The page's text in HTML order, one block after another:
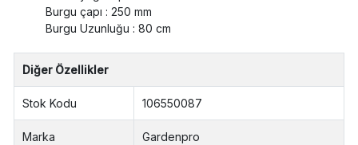
Burgu çapı : 250 mm
Burgu Uzunluğu : 80 cm
Diğer Özellikler
Stok Kodu 106550087
Marka Gardenpro